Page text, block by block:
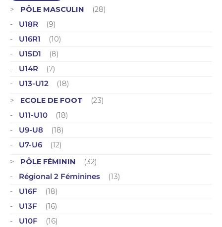
PÔLE MASCULIN
(28)
U18R
(9)
U16R1
(10)
U15D1
(8)
U14R
(7)
U13-U12
(18)
ECOLE DE FOOT
(23)
U11-U10
(18)
U9-U8
(18)
U7-U6
(12)
PÔLE FÉMININ
(32)
Régional 2 Féminines
(13)
U16F
(18)
U13F
(16)
U10F
(16)